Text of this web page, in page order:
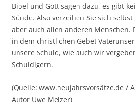
Bibel und Gott sagen dazu, es gibt
Sünde. Also verzeihen Sie sich
aber auch allen anderen Menschen.
in dem christlichen Gebet
unsere Schuld, wie auch wir
Schuldigern.
(Quelle: www.neujahrsvorsätze.de /
Autor Uwe Melzer)